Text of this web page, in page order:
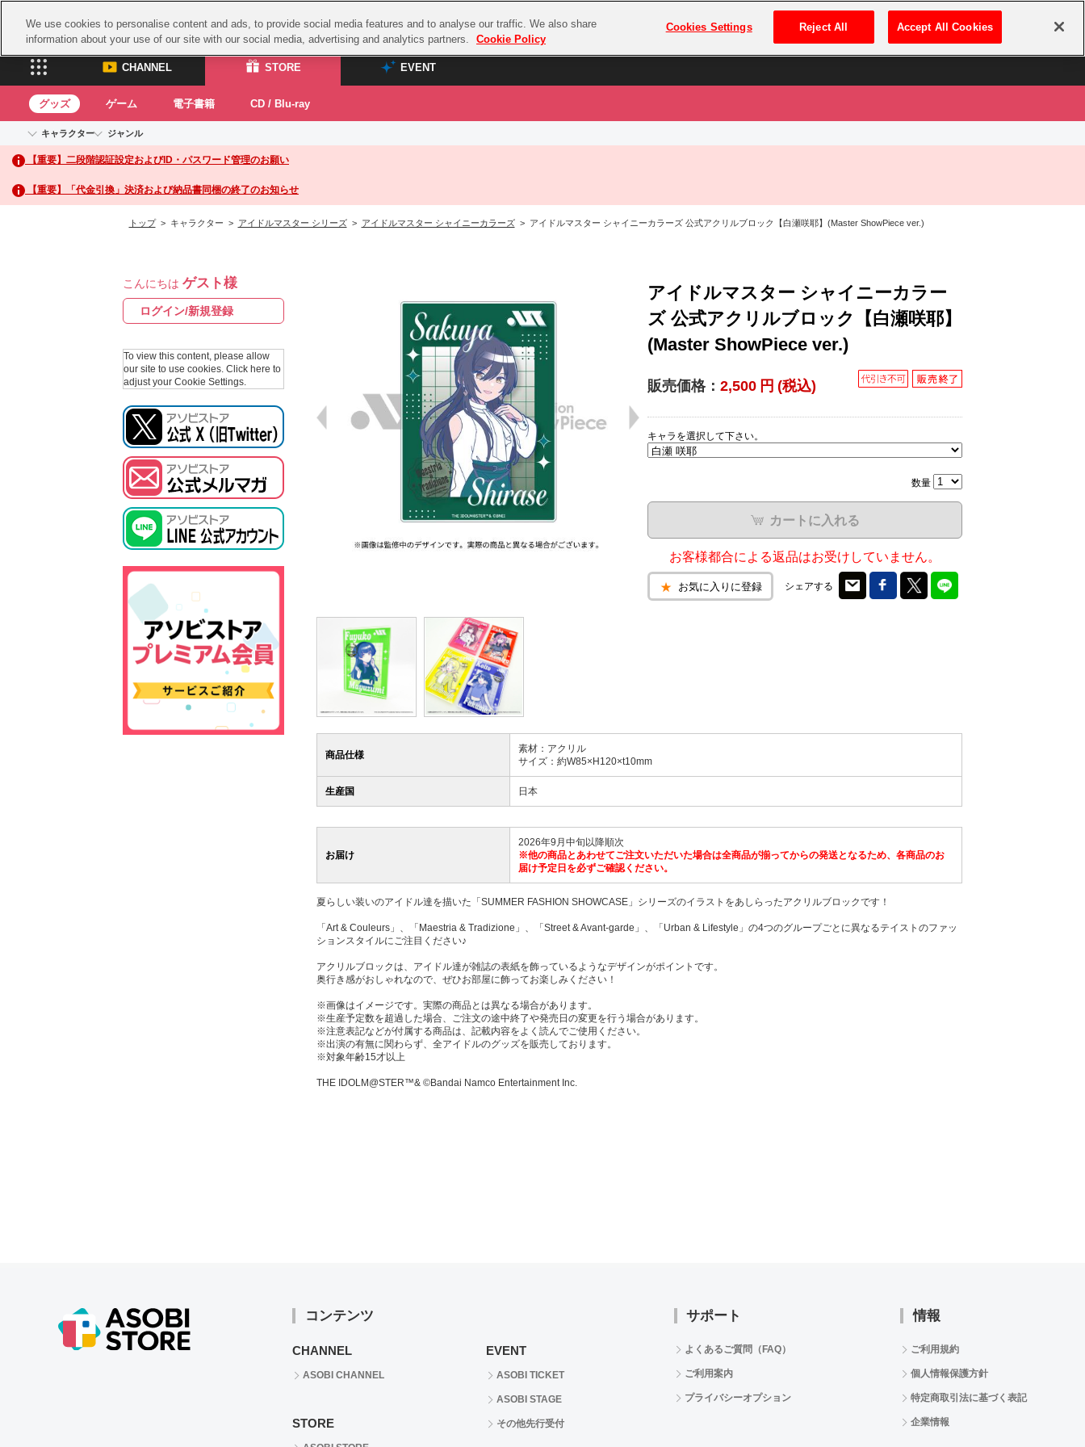
プレミアム会員とは ログイン・新規登録
CHANNEL STORE EVENT
CHANNEL
ASOBI CHANNEL TOP
STORE
ASOBI STORE TOP
グッズ
EVENT
ASOBI STAGE
グッズ ゲーム 電子書籍 CD / Blu-ray
キャラクター
アイドルマスターシリーズ
アイドルマスター
アイドルマスター シンデレラガールズ
アイドルマスター ミリオンライブ！
プロジェクトアイマス ヴイアライヴ
テイルズ オブ シリーズ
ガンダムシリーズ
ドラゴンボール
ラブライブ！サンシャイン‼
ラブライブ！虹ヶ咲学園スクールアイドル同好会
ジャンル
イベントグッズ
トイ・ホビー
【重要】二段階認証設定およびID・パスワード管理のお願い
【重要】「代金引換」決済および納品書同梱の終了のお知らせ
トップ> キャラクター > アイドルマスター シリーズ> アイドルマスター シャイニーカラーズ> アイドルマスター シャイニーカラーズ 公式アクリルブロック【白瀬咲耶】(Master ShowPiece ver.)
こんにちは ゲスト様
ログイン/新規登録
To view this content, please allow
our site to use cookies. Click here to
adjust your Cookie Settings.
アイドルマスター シャイニーカラー
ズ 公式アクリルブロック【白瀬咲耶】
(Master ShowPiece ver.)
販売価格： 2,500 円 (税込)
キャラを選択して下さい。
数量
カートに入れる
お客様都合による返品はお受けしていません。
お気に入りに登録 シェアする
商品仕様
素材：アクリル
サイズ：約W85×H120×t10mm
生産国 日本
お届け
2026年9月中旬以降順次
※他の商品とあわせてご注文いただいた場合は全商品が揃ってからの発送となるため、各商品のお
届け予定日を必ずご確認ください。
夏らしい装いのアイドル達を描いた「SUMMER FASHION SHOWCASE」シリーズのイラストをあしらったアクリルブロックです！
「Art & Couleurs」、「Maestria & Tradizione」、「Street & Avant-garde」、「Urban & Lifestyle」の4つのグループごとに異なるテイストのファッ
ションスタイルにご注目ください♪
アクリルブロックは、アイドル達が雑誌の表紙を飾っているようなデザインがポイントです。
奥行き感がおしゃれなので、ぜひお部屋に飾ってお楽しみください！
※画像はイメージです。実際の商品とは異なる場合があります。
※生産予定数を超過した場合、ご注文の途中終了や発売日の変更を行う場合があります。
※注意表記などが付属する商品は、記載内容をよく読んでご使用ください。
※出演の有無に関わらず、全アイドルのグッズを販売しております。
※対象年齢15才以上
THE IDOLM@STER™& ©Bandai Namco Entertainment Inc.
コンテンツ
CHANNEL
ASOBI CHANNEL
STORE
EVENT
ASOBI TICKET
ASOBI STAGE
その他先行受付
サポート
よくあるご質問（FAQ）
ご利用案内
プライバシーオプション
情報
ご利用規約
個人情報保護方針
特定商取引法に基づく表記
企業情報
We use cookies to personalise content and ads, to provide social media features and to analyse our traffic. We also share
information about your use of our site with our social media, advertising and analytics partners.
Cookie Policy
Cookies Settings Reject All Accept All Cookies